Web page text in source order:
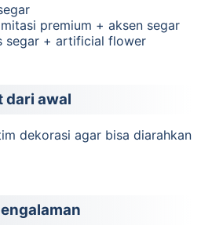
premium + aksen segar
segar + artificial flower
dari awal
dekorasi agar bisa diarahkan